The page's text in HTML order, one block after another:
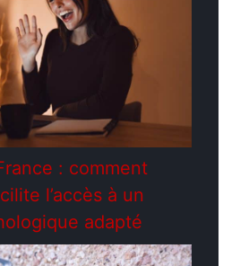
: comment
l’accès à un
adapté